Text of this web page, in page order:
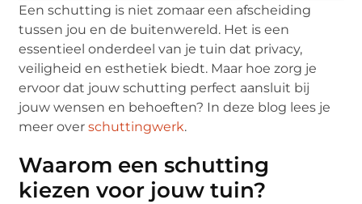
Een schutting is niet zomaar een afscheiding
tussen jou en de buitenwereld. Het is een
essentieel onderdeel van je tuin dat privacy,
veiligheid en esthetiek biedt. Maar hoe zorg je
ervoor dat jouw schutting perfect aansluit bij
jouw wensen en behoeften? In deze blog lees je
meer overschuttingwerk.
Waarom een schutting
kiezen voor jouw tuin?